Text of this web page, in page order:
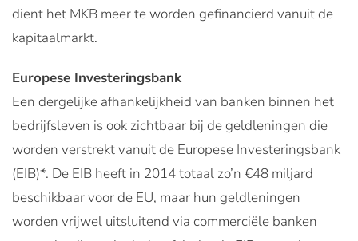
dient het MKB meer te worden gefinancierd vanuit de
kapitaalmarkt.
Europese Investeringsbank
Een dergelijke afhankelijkheid van banken binnen het
bedrijfsleven is ook zichtbaar bij de geldleningen die
worden verstrekt vanuit de Europese Investeringsbank
(EIB)*. De EIB heeft in 2014 totaal zo’n €48 miljard
beschikbaar voor de EU, maar hun geldleningen
worden vrijwel uitsluitend via commerciële banken